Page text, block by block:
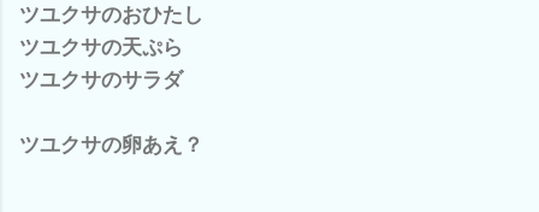
ツユクサのおひたし
ツユクサの天ぷら
ツユクサのサラダ
ツユクサの卵あえ？